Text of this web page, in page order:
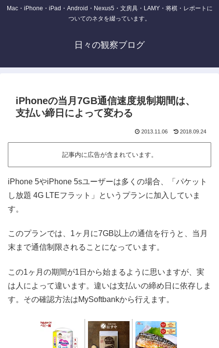
Mac・iPhone・iPad・Android・Nexus5・文房具・LAMY・将棋・レポートに
ついてのネタを綴っています。
日々の観察ブログ
iPhoneの当月7GB通信速度規制期間は、
支払い締日によって変わる
2013.11.06 2018.09.24
記事内に広告が含まれています。
iPhone 5やiPhone 5sユーザーは多くの場合、「パケット
し放題 4G LTEフラット」というプランに加入していま
す。
このプランでは、1ヶ月に7GB以上の通信を行うと、当月
末まで通信制限されることになっています。
この1ヶ月の期間が1日から始まるように思いますが、実
は人によって違います。違いは支払いの締め日に依存しま
す。その確認方法はMySoftbankから行えます。